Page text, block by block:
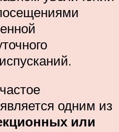
одним из
или